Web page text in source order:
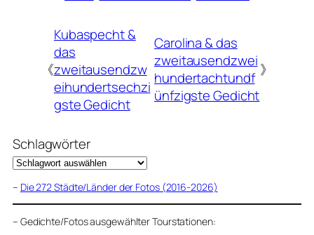
《
Kubaspecht &
das
zweitausendzw
eihundertsechzi
gste Gedicht
Carolina & das
zweitausendzwei
hundertachtundf
ünfzigste Gedicht
》
Schlagwörter
– Die 272 Städte/Länder der Fotos (2016-2026)
– Gedichte/Fotos ausgewählter Tourstationen: